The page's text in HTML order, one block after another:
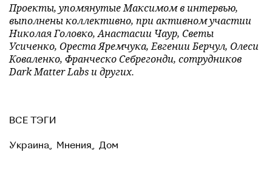
Проекты, упомянутые Максимом в интервью,
выполнены коллективно, при активном участии
Николая Головко, Анастасии Чаур, Светы
Усиченко, Ореста Яремчука, Евгении Берчул, Олеси
Коваленко, Франческо Себрегонди, сотрудников
Dark Matter Labs и других.
ВСЕ ТЭГИ
Украина, Мнения, Дом